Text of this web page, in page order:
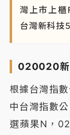
灣上市上
台灣新科技
020020新
根據台灣指
中台灣指數
選蘋果N，